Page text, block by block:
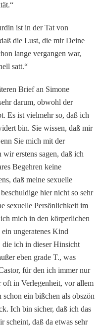
ist in der Tat von
die Lust, die mir Deine
lange vergangen war,
satt.“
Brief an Si­mone
darum, ob­wohl der
Es ist vielmehr so, daß ich
bin. Sie wissen, daß mir
Sie mich mit der
erstens sagen, daß ich
Begehren keine
daß meine sexuelle
hier nicht so sehr
sexuelle Persön­lichkeit im
mich in den körperlichen
ungeratenes Kind
ich in dieser Hinsicht
eben grade T., was
für den ich immer nur
oft in Verlegenheit, vor allem
ein biß­chen als obszön
Ich bin sicher, daß ich das
scheint, daß da etwas sehr